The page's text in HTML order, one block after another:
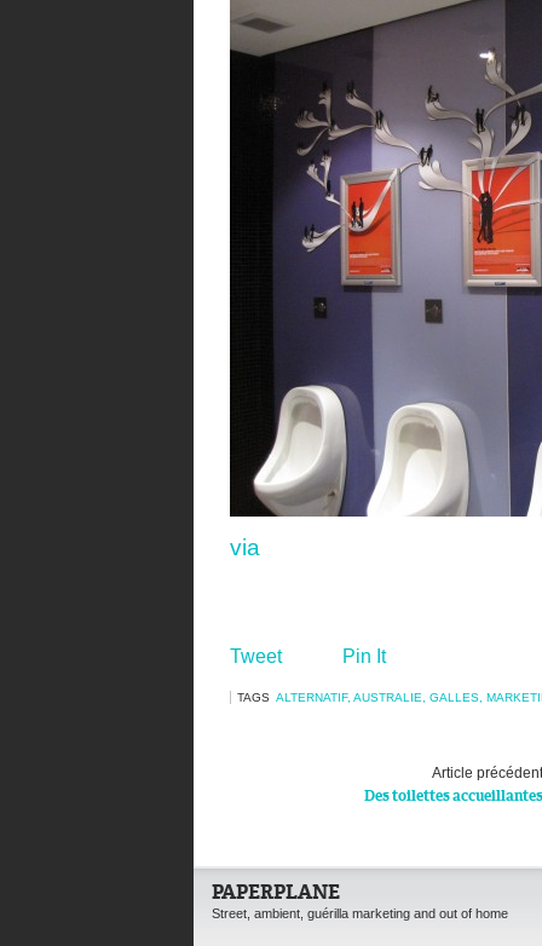
via
Tweet Pin It
TAGS ALTERNATIF, AUSTRALIE, GALLES,
Article précédent
Des toilettes accueillantes
PAPERPLANE
Street, ambient, guérilla marketing and out of home